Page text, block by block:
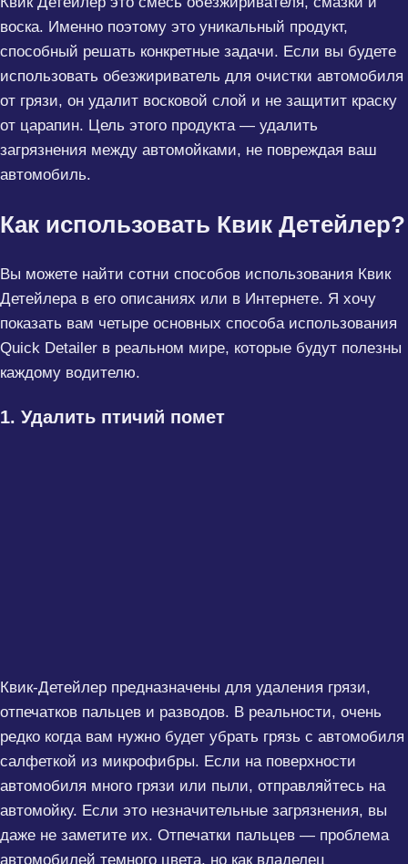
воска. Именно поэтому это уникальный продукт,
способный решать конкретные задачи. Если вы будете
использовать обезжириватель для очистки автомобиля
от грязи, он удалит восковой слой и не защитит краску
от царапин. Цель этого продукта — удалить
загрязнения между автомойками, не повреждая ваш
автомобиль.
Как использовать Квик Детейлер?
Вы можете найти сотни способов использования Квик
Детейлера в его описаниях или в Интернете. Я хочу
показать вам четыре основных способа использования
Quick Detailer в реальном мире, которые будут полезны
каждому водителю.
1. Удалить птичий помет
Квик-Детейлер предназначены для удаления грязи,
отпечатков пальцев и разводов. В реальности, очень
редко когда вам нужно будет убрать грязь с автомобиля
салфеткой из микрофибры. Если на поверхности
автомобиля много грязи или пыли, отправляйтесь на
автомойку. Если это незначительные загрязнения, вы
даже не заметите их. Отпечатки пальцев — проблема
автомобилей темного цвета, но как владелец